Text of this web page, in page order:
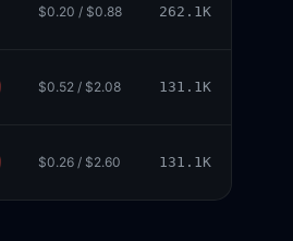
$0.20 / $0.88 262.1K
$0.52 / $2.08 131.1K
$0.26 / $2.60 131.1K